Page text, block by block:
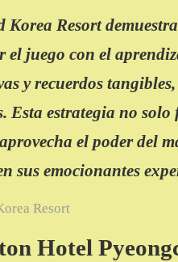
Korea Resort
el juego con el
y recuerdos
Esta estrategia no
el poder del
sus emocionantes
Resort
Hotel